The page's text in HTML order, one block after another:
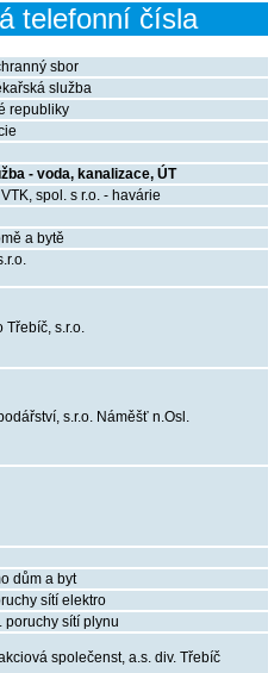
telefonní čísla
sbor
služba
republiky
- voda, kanalizace, ÚT
spol. s r.o. - havárie
a bytě
Třebíč, s.r.o.
s.r.o. Náměšť n.Osl.
dům a byt
sítí elektro
poruchy sítí plynu
společenst, a.s. div. Třebíč